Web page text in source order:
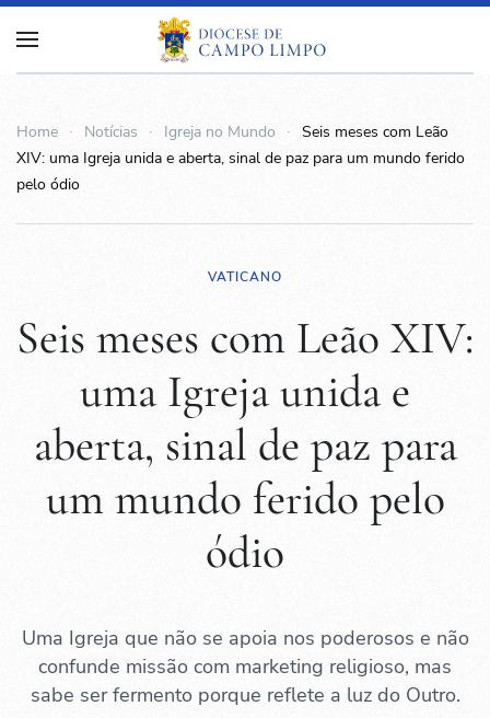
Home Notícias Igreja no Mundo
Seis meses com Leão
XIV: uma Igreja unida e aberta, sinal de paz para um mundo ferido
pelo ódio
VATICANO
Seis meses com Leão XIV:
uma Igreja unida e
aberta, sinal de paz para
um mundo ferido pelo
ódio
Uma Igreja que não se apoia nos poderosos e não
confunde missão com marketing religioso, mas
sabe ser fermento porque reflete a luz do Outro.